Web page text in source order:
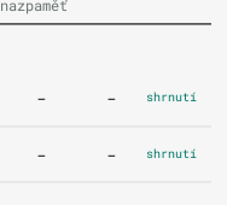
nazpaměť
- - shrnutí
- - shrnutí